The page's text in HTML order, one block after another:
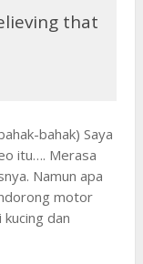
that
bahak) Saya
itu…. Merasa
Namun apa
motor
dan